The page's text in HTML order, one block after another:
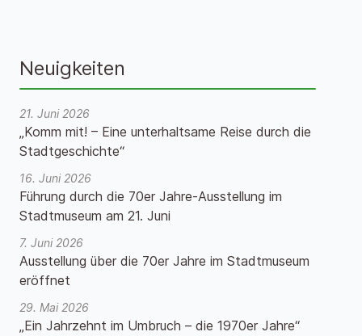
Neuigkeiten
21. Juni 2026
„Komm mit! – Eine unterhaltsame Reise durch die
Stadtgeschichte“
16. Juni 2026
Führung durch die 70er Jahre-Ausstellung im
Stadtmuseum am 21. Juni
7. Juni 2026
Ausstellung über die 70er Jahre im Stadtmuseum
eröffnet
29. Mai 2026
„Ein Jahrzehnt im Umbruch – die 1970er Jahre“